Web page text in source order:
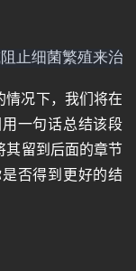
止细菌繁殖来治
情况下，我们将在
一句话总结该段
其留到后面的章节
否得到更好的结